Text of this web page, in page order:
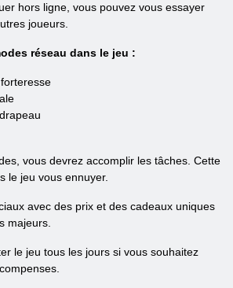
hors ligne, vous pouvez vous essayer
joueurs.
réseau dans le jeu :
vous devrez accomplir les tâches. Cette
le jeu vous ennuyer.
avec des prix et des cadeaux uniques
majeurs.
le jeu tous les jours si vous souhaitez